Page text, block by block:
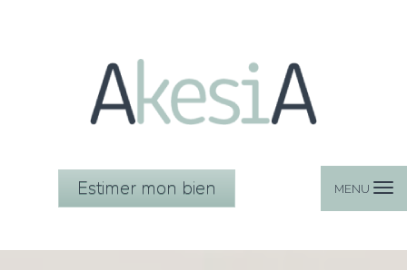
MENU
Estimer mon bien